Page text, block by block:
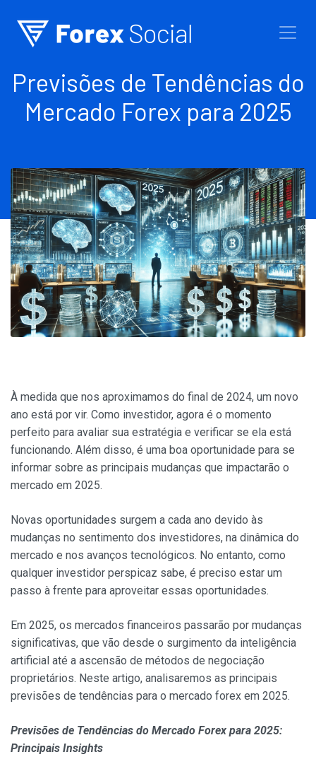
Previsões de Tendências do
Mercado Forex para 2025
À medida que nos aproximamos do final de 2024, um novo
ano está por vir. Como investidor, agora é o momento
perfeito para avaliar sua estratégia e verificar se ela está
funcionando. Além disso, é uma boa oportunidade para se
informar sobre as principais mudanças que impactarão o
mercado em 2025.
Novas oportunidades surgem a cada ano devido às
mudanças no sentimento dos investidores, na dinâmica do
mercado e nos avanços tecnológicos. No entanto, como
qualquer investidor perspicaz sabe, é preciso estar um
passo à frente para aproveitar essas oportunidades.
Em 2025, os mercados financeiros passarão por mudanças
significativas, que vão desde o surgimento da inteligência
artificial até a ascensão de métodos de negociação
proprietários. Neste artigo, analisaremos as principais
previsões de tendências para o mercado forex em 2025.
Previsões de Tendências do Mercado Forex para 2025:
Principais Insights